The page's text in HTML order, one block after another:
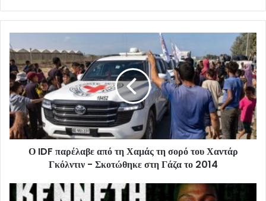
Ο IDF παρέλαβε από τη Χαμάς τη σορό του Χαντάρ
Γκόλντιν - Σκοτώθηκε στη Γάζα το 2014